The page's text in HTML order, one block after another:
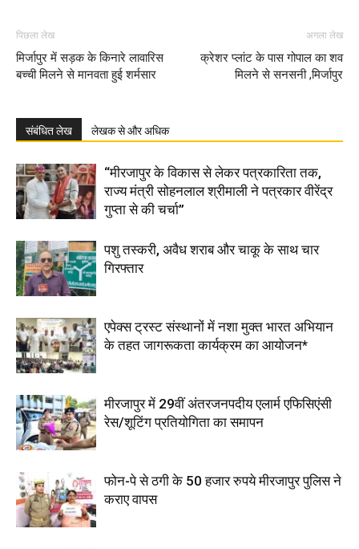
पिछला लेख
मिर्जापुर में सड़क के किनारे लावारिस
बच्ची मिलने से मानवता हुई शर्मसार
अगला लेख
क्रेशर प्लांट के पास गोपाल का शव
मिलने से सनसनी ,मिर्जापुर
संबंधित लेख लेखक से और अधिक
“मीरजापुर के विकास से लेकर पत्रकारिता तक,
राज्य मंत्री सोहनलाल श्रीमाली ने पत्रकार वीरेंद्र
गुप्ता से की चर्चा”
पशु तस्करी, अवैध शराब और चाकू के साथ चार
गिरफ्तार
एपेक्स ट्रस्ट संस्थानों में नशा मुक्त भारत अभियान
के तहत जागरूकता कार्यक्रम का आयोजन*
मीरजापुर में 29वीं अंतरजनपदीय एलार्म एफिसिएंसी
रेस/शूटिंग प्रतियोगिता का समापन
फोन-पे से ठगी के 50 हजार रुपये मीरजापुर पुलिस ने
कराए वापस